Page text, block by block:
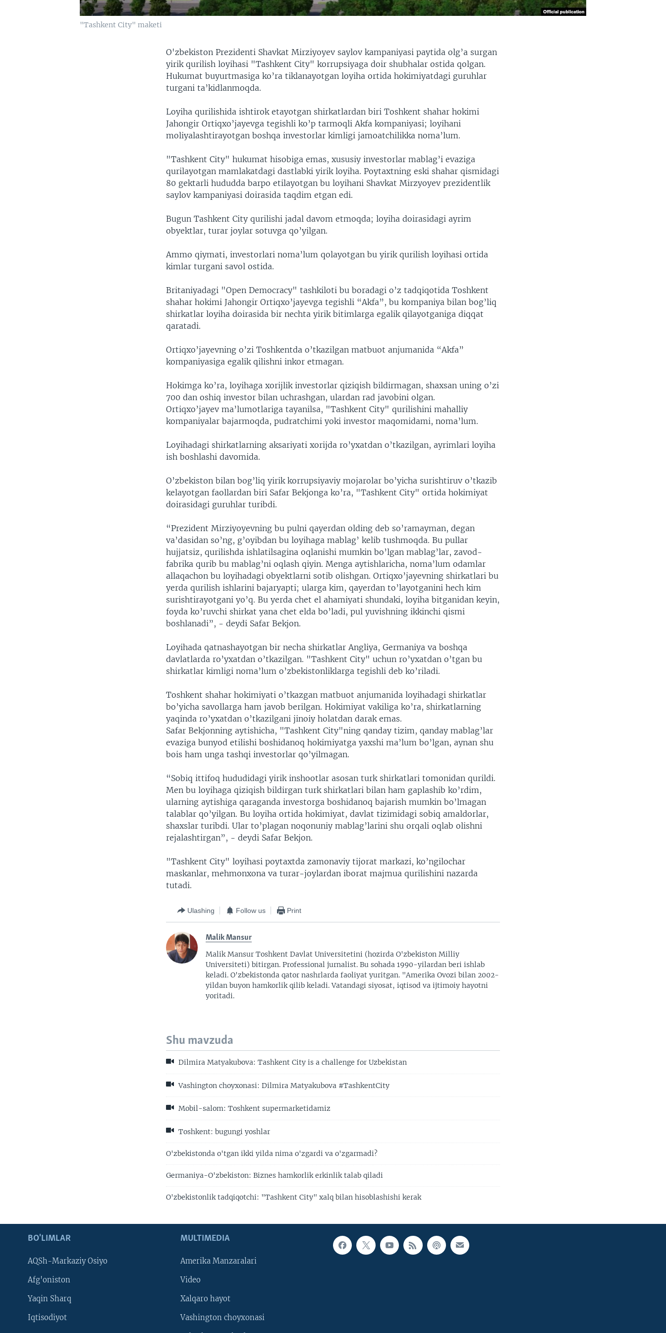
"Tashkent City" maketi
O'zbekiston Prezidenti Shavkat Mirziyoyev saylov kampaniyasi paytida olg’a surgan
yirik qurilish loyihasi "Tashkent City" korrupsiyaga doir shubhalar ostida qolgan.
Hukumat buyurtmasiga ko’ra tiklanayotgan loyiha ortida hokimiyatdagi guruhlar
turgani ta’kidlanmoqda.
Loyiha qurilishida ishtirok etayotgan shirkatlardan biri Toshkent shahar hokimi
Jahongir Ortiqxo’jayevga tegishli ko’p tarmoqli Akfa kompaniyasi; loyihani
moliyalashtirayotgan boshqa investorlar kimligi jamoatchilikka noma’lum.
"Tashkent City" hukumat hisobiga emas, xususiy investorlar mablag’i evaziga
qurilayotgan mamlakatdagi dastlabki yirik loyiha. Poytaxtning eski shahar qismidagi
80 gektarli hududda barpo etilayotgan bu loyihani Shavkat Mirzyoyev prezidentlik
saylov kampaniyasi doirasida taqdim etgan edi.
Bugun Tashkent City qurilishi jadal davom etmoqda; loyiha doirasidagi ayrim
obyektlar, turar joylar sotuvga qo’yilgan.
Ammo qiymati, investorlari noma’lum qolayotgan bu yirik qurilish loyihasi ortida
kimlar turgani savol ostida.
Britaniyadagi "Open Democracy" tashkiloti bu boradagi o’z tadqiqotida Toshkent
shahar hokimi Jahongir Ortiqxo’jayevga tegishli “Akfa”, bu kompaniya bilan bog’liq
shirkatlar loyiha doirasida bir nechta yirik bitimlarga egalik qilayotganiga diqqat
qaratadi.
Ortiqxo’jayevning o’zi Toshkentda o’tkazilgan matbuot anjumanida “Akfa”
kompaniyasiga egalik qilishni inkor etmagan.
Hokimga ko’ra, loyihaga xorijlik investorlar qiziqish bildirmagan, shaxsan uning o’zi
700 dan oshiq investor bilan uchrashgan, ulardan rad javobini olgan.
Ortiqxo’jayev ma’lumotlariga tayanilsa, "Tashkent City" qurilishini mahalliy
kompaniyalar bajarmoqda, pudratchimi yoki investor maqomidami, noma’lum.
Loyihadagi shirkatlarning aksariyati xorijda ro’yxatdan o’tkazilgan, ayrimlari loyiha
ish boshlashi davomida.
O’zbekiston bilan bog’liq yirik korrupsiyaviy mojarolar bo’yicha surishtiruv o’tkazib
kelayotgan faollardan biri Safar Bekjonga ko’ra, "Tashkent City" ortida hokimiyat
doirasidagi guruhlar turibdi.
“Prezident Mirziyoyevning bu pulni qayerdan olding deb so’ramayman, degan
va’dasidan so’ng, g’oyibdan bu loyihaga mablag’ kelib tushmoqda. Bu pullar
hujjatsiz, qurilishda ishlatilsagina oqlanishi mumkin bo’lgan mablag’lar, zavod-
fabrika qurib bu mablag’ni oqlash qiyin. Menga aytishlaricha, noma’lum odamlar
allaqachon bu loyihadagi obyektlarni sotib olishgan. Ortiqxo’jayevning shirkatlari bu
yerda qurilish ishlarini bajaryapti; ularga kim, qayerdan to’layotganini hech kim
surishtirayotgani yo’q. Bu yerda chet el ahamiyati shundaki, loyiha bitganidan keyin,
foyda ko’ruvchi shirkat yana chet elda bo’ladi, pul yuvishning ikkinchi qismi
boshlanadi”, - deydi Safar Bekjon.
Loyihada qatnashayotgan bir necha shirkatlar Angliya, Germaniya va boshqa
davlatlarda ro’yxatdan o’tkazilgan. "Tashkent City" uchun ro’yxatdan o’tgan bu
shirkatlar kimligi noma’lum o’zbekistonliklarga tegishli deb ko’riladi.
Toshkent shahar hokimiyati o’tkazgan matbuot anjumanida loyihadagi shirkatlar
bo’yicha savollarga ham javob berilgan. Hokimiyat vakiliga ko’ra, shirkatlarning
yaqinda ro’yxatdan o’tkazilgani jinoiy holatdan darak emas.
Safar Bekjonning aytishicha, "Tashkent City"ning qanday tizim, qanday mablag’lar
evaziga bunyod etilishi boshidanoq hokimiyatga yaxshi ma’lum bo’lgan, aynan shu
bois ham unga tashqi investorlar qo’yilmagan.
“Sobiq ittifoq hududidagi yirik inshootlar asosan turk shirkatlari tomonidan qurildi.
Men bu loyihaga qiziqish bildirgan turk shirkatlari bilan ham gaplashib ko’rdim,
ularning aytishiga qaraganda investorga boshidanoq bajarish mumkin bo’lmagan
talablar qo’yilgan. Bu loyiha ortida hokimiyat, davlat tizimidagi sobiq amaldorlar,
shaxslar turibdi. Ular to’plagan noqonuniy mablag’larini shu orqali oqlab olishni
rejalashtirgan”, - deydi Safar Bekjon.
"Tashkent City" loyihasi poytaxtda zamonaviy tijorat markazi, ko’ngilochar
maskanlar, mehmonxona va turar-joylardan iborat majmua qurilishini nazarda
tutadi.
Ulashing Follow us Print
Malik Mansur
Malik Mansur Toshkent Davlat Universitetini (hozirda O'zbekiston Milliy
Universiteti) bitirgan. Professional jurnalist. Bu sohada 1990-yilardan beri ishlab
keladi. O'zbekistonda qator nashrlarda faoliyat yuritgan. "Amerika Ovozi bilan 2002-
yildan buyon hamkorlik qilib keladi. Vatandagi siyosat, iqtisod va ijtimoiy hayotni
yoritadi.
Shu mavzuda
Dilmira Matyakubova: Tashkent City is a challenge for Uzbekistan
Vashington choyxonasi: Dilmira Matyakubova #TashkentCity
Mobil-salom: Toshkent supermarketidamiz
Toshkent: bugungi yoshlar
O'zbekistonda o'tgan ikki yilda nima o'zgardi va o'zgarmadi?
Germaniya-O'zbekiston: Biznes hamkorlik erkinlik talab qiladi
O'zbekistonlik tadqiqotchi: "Tashkent City" xalq bilan hisoblashishi kerak
BO'LIMLAR
AQSh-Markaziy Osiyo
Afg'oniston
Yaqin Sharq
Iqtisodiyot
MULTIMEDIA
Amerika Manzaralari
Video
Xalqaro hayot
Vashington choyxonasi